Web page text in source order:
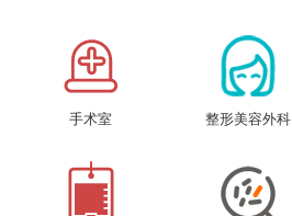
手术室 整形美容外科